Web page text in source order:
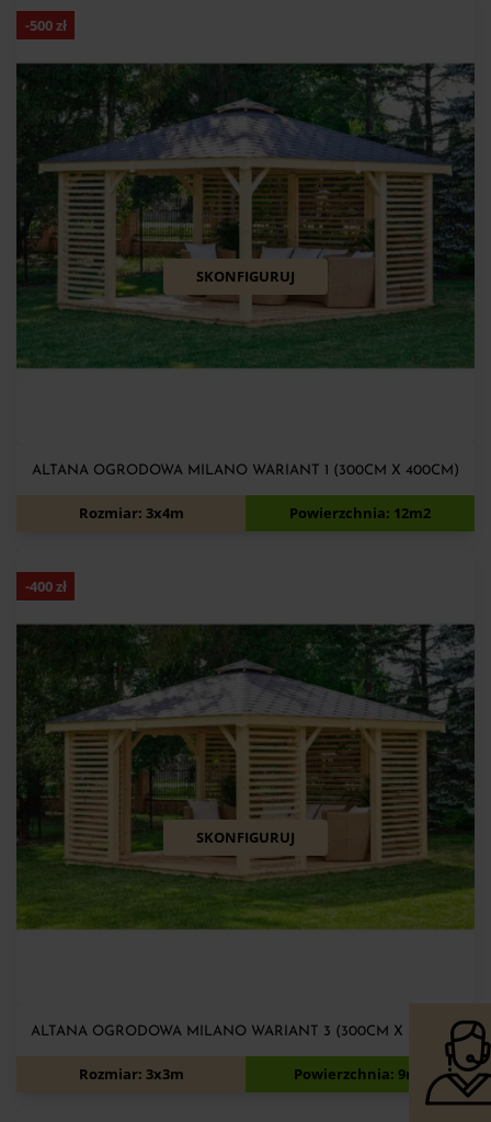
-500zł
SKONFIGURUJ
ALTANA OGRODOWA MILANO WARIANT 1 (300CM X 400CM)
6 500 6 000zł
Rozmiar: 3x4m Powierzchnia: 12m2
-400zł
SKONFIGURUJ
ALTANA OGRODOWA MILANO WARIANT 3 (300CM X 300CM)
5 450 5 050zł
Rozmiar: 3x3m Powierzchnia: 9m2